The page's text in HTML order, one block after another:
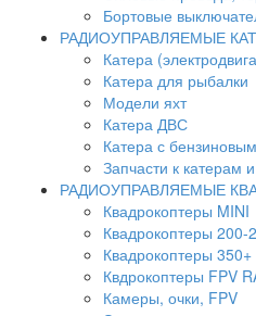
Бортовые
РАДИОУПРАВЛЯЕМЫЕ
Катера
Катера для рыбалки
Модели яхт
Катера ДВС
Катера с
Запчасти к катерам
РАДИОУПРАВЛЯЕМЫЕ
Квадрокоптеры MINI
Квадрокоптеры 200-
Квадрокоптеры 350+
Квдрокоптеры FPV
Камеры, очки, FPV